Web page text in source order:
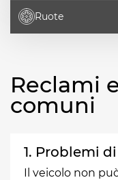
Ruote
Reclami
comuni
1. Problemi
Il veicolo non